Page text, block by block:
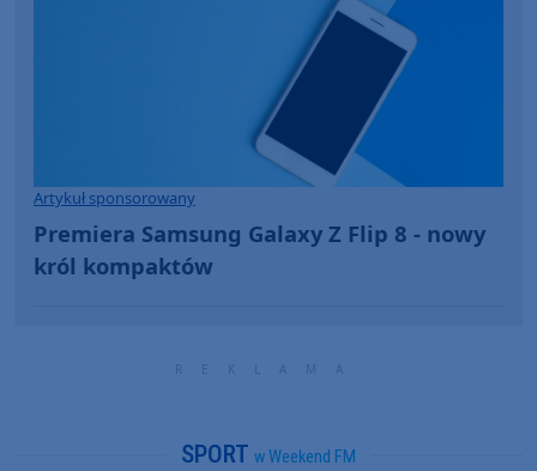
Artykuł sponsorowany
Premiera Samsung Galaxy Z Flip 8 - nowy
król kompaktów
SPORT w Weekend FM